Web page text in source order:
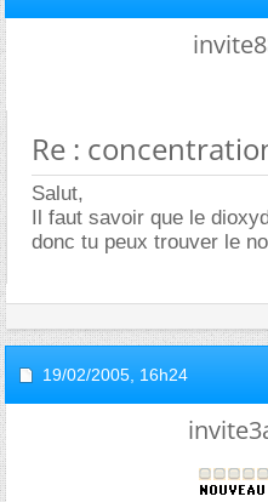
Re :
Salut,
Il faut savoir que le
donc tu peux trouver le
19/02/2005, 16h24